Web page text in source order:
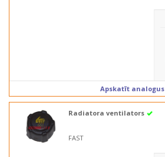
Apskatīt analogus
Radiatora ventilators
FAST